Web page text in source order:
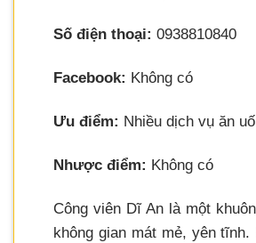
Số điện thoại: 0938810840
Facebook: Không có
Ưu điểm: Nhiều dịch vụ ăn
Nhược điểm: Không có
Công viên Dĩ An là một
không gian mát mẻ, yên tĩnh.